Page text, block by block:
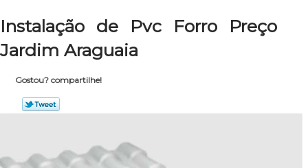
Instalação de Pvc Forro Preço
Jardim Araguaia
Gostou? compartilhe!